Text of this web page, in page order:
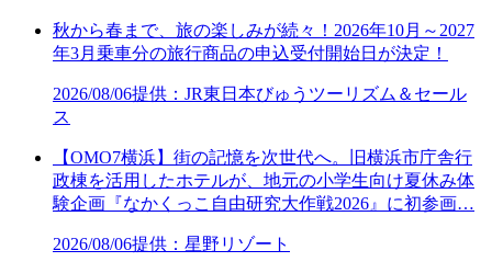
秋から春まで、旅の楽しみが続々！2026年10月～2027
年3月乗車分の旅行商品の申込受付開始日が決定！
2026/08/06提供：JR東日本びゅうツーリズム＆セール
ス
【OMO7横浜】街の記憶を次世代へ。旧横浜市庁舎行
政棟を活用したホテルが、地元の小学生向け夏休み体
験企画『なかくっこ自由研究大作戦2026』に初参画…
2026/08/06提供：星野リゾート